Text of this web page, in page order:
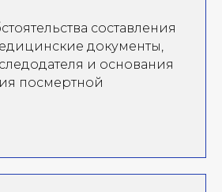
составления
документы,
и основания
посмертной